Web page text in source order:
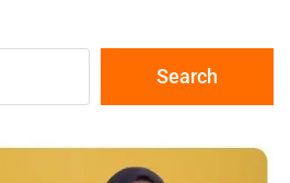
Search